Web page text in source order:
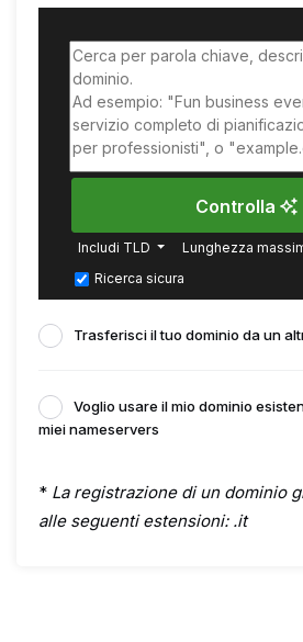
Controlla
Includi TLD
Lunghezza
Ricerca sicura
Trasferisci il tuo dominio da un
Voglio usare il mio dominio
miei nameservers
* La registrazione di un dominio
alle seguenti estensioni: .it